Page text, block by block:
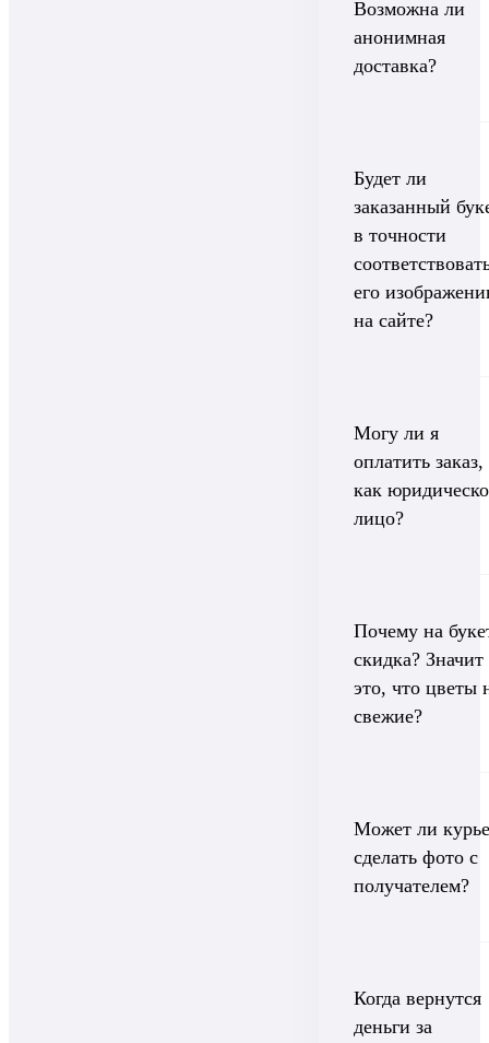
Возможна ли
анонимная
доставка?
Будет ли
заказанный
в точности
его
на сайте?
Могу ли я
оплатить заказ,
как
лицо?
Почему на
скидка?
это, что цветы
свежие?
Может ли
сделать фото с
получателем?
Когда вернутся
деньги за